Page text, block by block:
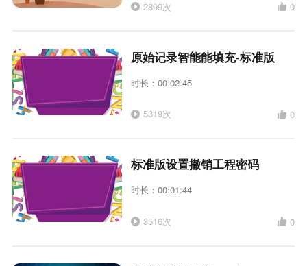
2899次 0
原始记录智能能填充-标准版
时长：00:02:45
5319次 0
标准版设置撤销工程密码
时长：00:01:44
3516次 0